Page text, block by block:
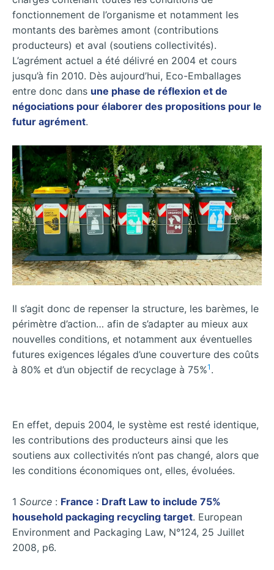
fonctionnement de l’organisme et notamment les
montants des barèmes amont (contributions
producteurs) et aval (soutiens collectivités).
L’agrément actuel a été délivré en 2004 et cours
jusqu’à fin 2010. Dès aujourd’hui, Eco-Emballages
entre donc dans une phase de réflexion et de
négociations pour élaborer des propositions pour le
futur agrément.
Il s’agit donc de repenser la structure, les barèmes, le
périmètre d’action… afin de s’adapter au mieux aux
nouvelles conditions, et notamment aux éventuelles
futures exigences légales d’une couverture des coûts
à 80% et d’un objectif de recyclage à 75%1 .
En effet, depuis 2004, le système est resté identique,
les contributions des producteurs ainsi que les
soutiens aux collectivités n’ont pas changé, alors que
les conditions économiques ont, elles, évoluées.
1 Source : France : Draft Law to include 75%
household packaging recycling target. European
Environment and Packaging Law, N°124, 25 Juillet
2008, p6.